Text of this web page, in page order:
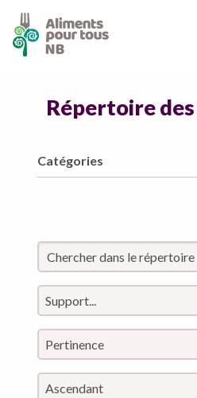
Répertoire
Catégories